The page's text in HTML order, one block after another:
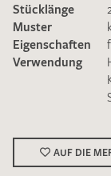
Ich bin damit
Die
genommen
Stücklänge
Muster
Eigenschaften
Verwendung
AUF DIE